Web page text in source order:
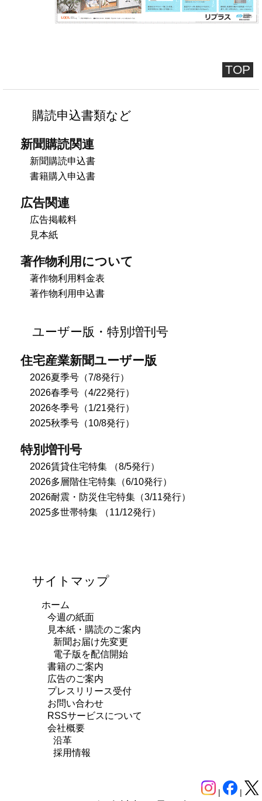
TOP
購読申込書類など
新聞購読関連
新聞購読申込書
書籍購入申込書
広告関連
広告掲載料
見本紙
著作物利用について
著作物利用料金表
著作物利用申込書
ユーザー版・特別増刊号
住宅産業新聞ユーザー版
2026夏季号（7/8発行）
2026春季号（4/22発行）
2026冬季号（1/21発行）
2025秋季号（10/8発行）
特別増刊号
2026賃貸住宅特集 （8/5発行）
2026多層階住宅特集（6/10発行）
2026耐震・防災住宅特集（3/11発行）
2025多世帯特集 （11/12発行）
サイトマップ
ホーム
今週の紙面
見本紙・購読のご案内
新聞お届け先変更
電子版を配信開始
書籍のご案内
広告のご案内
プレスリリース受付
お問い合わせ
RSSサービスについて
会社概要
沿革
採用情報
| |